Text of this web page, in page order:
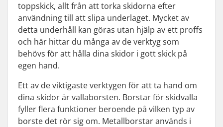
toppskick, allt från att torka skidorna efter
användning till att slipa underlaget. Mycket av
detta underhåll kan göras utan hjälp av ett proffs
och här hittar du många av de verktyg som
behövs för att hålla dina skidor i gott skick på
egen hand.
Ett av de viktigaste verktygen för att ta hand om
dina skidor är vallaborsten. Borstar för skidvalla
fyller flera funktioner beroende på vilken typ av
borste det rör sig om. Metallborstar används i